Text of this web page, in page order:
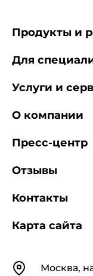
КонтактыМосква,
Продукты и
Для
Услуги и
О компании
Пресс-центр
Отзывы
Контакты
Карта сайта